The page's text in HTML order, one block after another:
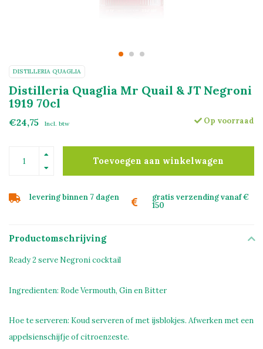
DISTILLERIA QUAGLIA
Distilleria Quaglia Mr Quail & JT Negroni
1919 70cl
€24,75 Incl. btw Op voorraad
Toevoegen aan winkelwagen
levering binnen 7 dagen
gratis verzending vanaf €
150
Productomschrijving
Ready 2 serve Negroni cocktail
Ingredienten: Rode Vermouth, Gin en Bitter
Hoe te serveren: Koud serveren of met ijsblokjes. Afwerken met een
appelsienschijfje of citroenzeste.